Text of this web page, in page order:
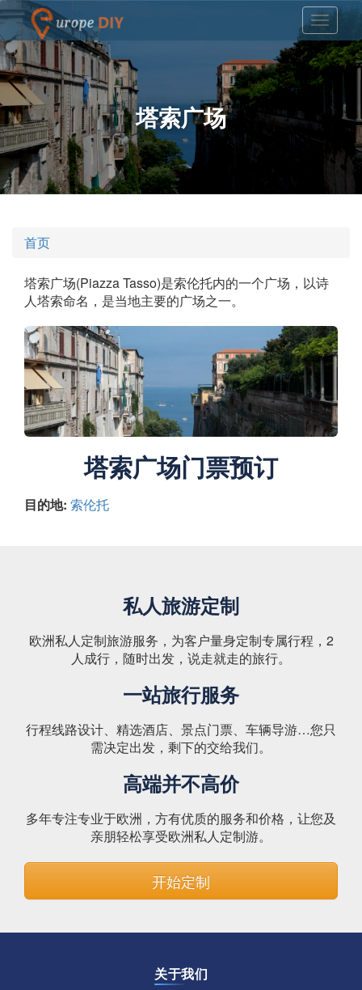
塔索广场
首页
塔索广场(Piazza Tasso)是索伦托内的一个广场，以诗
人塔索命名，是当地主要的广场之一。
塔索广场门票预订
目的地: 索伦托
私人旅游定制
欧洲私人定制旅游服务，为客户量身定制专属行程，2
人成行，随时出发，说走就走的旅行。
一站旅行服务
行程线路设计、精选酒店、景点门票、车辆导游…您只
需决定出发，剩下的交给我们。
高端并不高价
多年专注专业于欧洲，方有优质的服务和价格，让您及
亲朋轻松享受欧洲私人定制游。
开始定制
关于我们